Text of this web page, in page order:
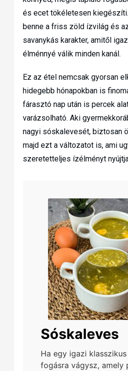
és ecet tökéletesen
benne a friss zöld ízvilág és
savanykás karakter, amitől
élménnyé válik minden kanál.
Ez az étel nemcsak gyorsan
hidegebb hónapokban is
fárasztó nap után is percek
varázsolható. Aki
nagyi sóskalevesét, biztosan
majd ezt a változatot is, ami
szeretetteljes ízélményt
Sóskaleves
Ha egy igazi
fogásra vágysz, amely